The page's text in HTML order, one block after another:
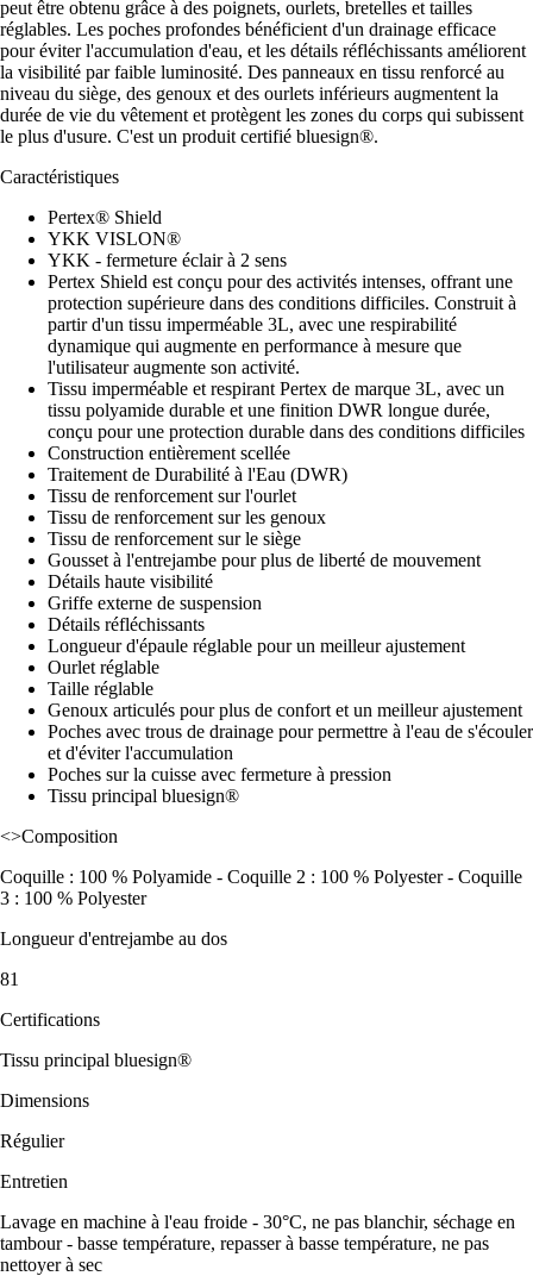
peut être obtenu grâce à des poignets, ourlets, bretelles et tailles
réglables. Les poches profondes bénéficient d'un drainage efficace
pour éviter l'accumulation d'eau, et les détails réfléchissants améliorent
la visibilité par faible luminosité. Des panneaux en tissu renforcé au
niveau du siège, des genoux et des ourlets inférieurs augmentent la
durée de vie du vêtement et protègent les zones du corps qui subissent
le plus d'usure. C'est un produit certifié bluesign®.
Caractéristiques
Pertex® Shield
YKK VISLON®
YKK - fermeture éclair à 2 sens
Pertex Shield est conçu pour des activités intenses, offrant une
protection supérieure dans des conditions difficiles. Construit à
partir d'un tissu imperméable 3L, avec une respirabilité
dynamique qui augmente en performance à mesure que
l'utilisateur augmente son activité.
Tissu imperméable et respirant Pertex de marque 3L, avec un
tissu polyamide durable et une finition DWR longue durée,
conçu pour une protection durable dans des conditions difficiles
Construction entièrement scellée
Traitement de Durabilité à l'Eau (DWR)
Tissu de renforcement sur l'ourlet
Tissu de renforcement sur les genoux
Tissu de renforcement sur le siège
Gousset à l'entrejambe pour plus de liberté de mouvement
Détails haute visibilité
Griffe externe de suspension
Détails réfléchissants
Longueur d'épaule réglable pour un meilleur ajustement
Ourlet réglable
Taille réglable
Genoux articulés pour plus de confort et un meilleur ajustement
Poches avec trous de drainage pour permettre à l'eau de s'écouler
et d'éviter l'accumulation
Poches sur la cuisse avec fermeture à pression
Tissu principal bluesign®
<>Composition
Coquille : 100 % Polyamide - Coquille 2 : 100 % Polyester - Coquille
3 : 100 % Polyester
Longueur d'entrejambe au dos
81
Certifications
Tissu principal bluesign®
Dimensions
Régulier
Entretien
Lavage en machine à l'eau froide - 30°C, ne pas blanchir, séchage en
tambour - basse température, repasser à basse température, ne pas
nettoyer à sec